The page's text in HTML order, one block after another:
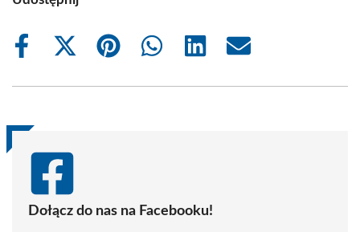
Share
Share
(Twitter)
Share
Share
Share
Share
Dołącz do nas na Facebooku!